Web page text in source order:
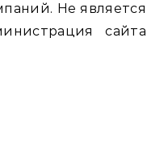
Не является
сайта